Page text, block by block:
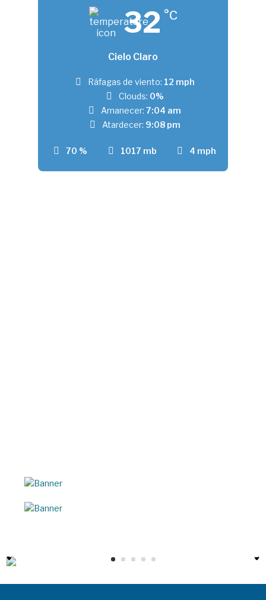
32 °C
Cielo Claro
70 % 1017 mb 4 mph
Ráfagas de viento: 12 mph
Clouds: 0%
Amanecer: 7:04 am
Atardecer: 9:08 pm